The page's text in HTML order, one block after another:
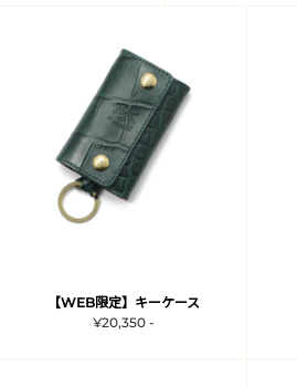
【WEB限定】キーケース
¥20,350 -